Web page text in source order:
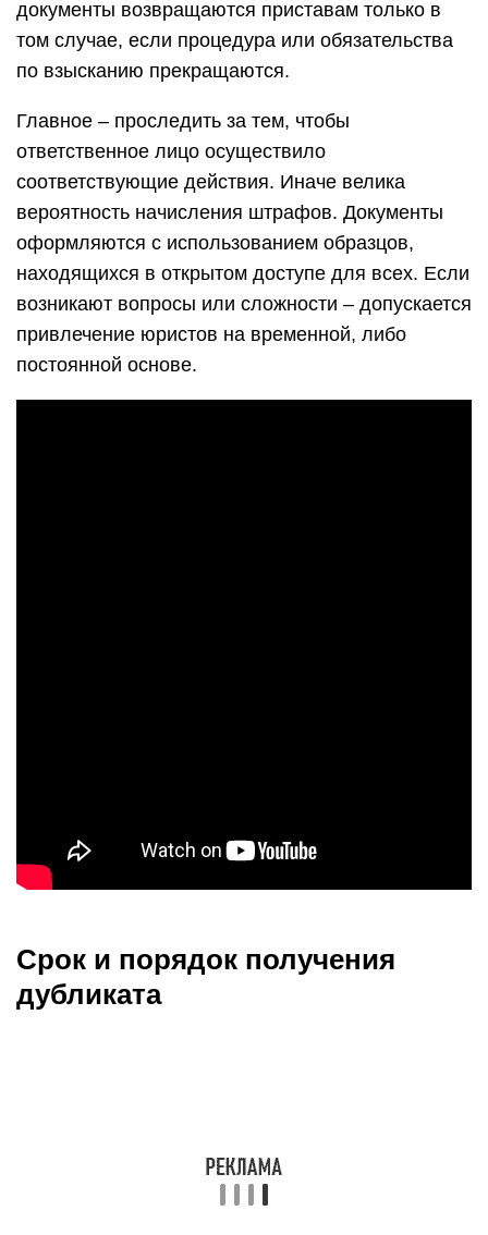
документы возвращаются приставам только в
том случае, если процедура или обязательства
по взысканию прекращаются.
Главное – проследить за тем, чтобы
ответственное лицо осуществило
соответствующие действия. Иначе велика
вероятность начисления штрафов. Документы
оформляются с использованием образцов,
находящихся в открытом доступе для всех. Если
возникают вопросы или сложности – допускается
привлечение юристов на временной, либо
постоянной основе.
Срок и порядок получения
дубликата